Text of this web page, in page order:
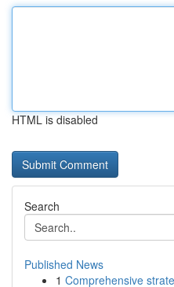
HTML is disabled
Search
Published News
1 Comprehensive